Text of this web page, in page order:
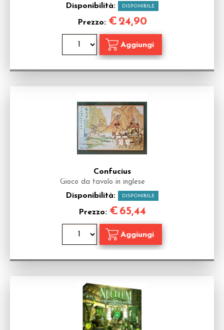
Disponibilità: DISPONIBILE
Prezzo: € 24,90
Confucius
Gioco da tavolo in inglese
Disponibilità: DISPONIBILE
Prezzo: € 65,44